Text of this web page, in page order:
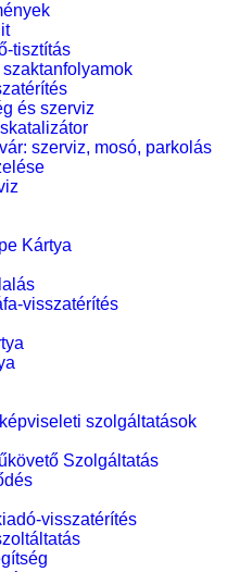
tisztítás
és szerviz
szerviz, mosó, parkolás
Kártya
visszatérítés
szolgáltatások
Szolgáltatás
visszatérítés